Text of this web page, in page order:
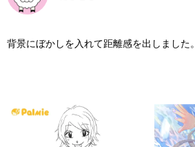
背景にぼかしを入れて距離感を出しました。